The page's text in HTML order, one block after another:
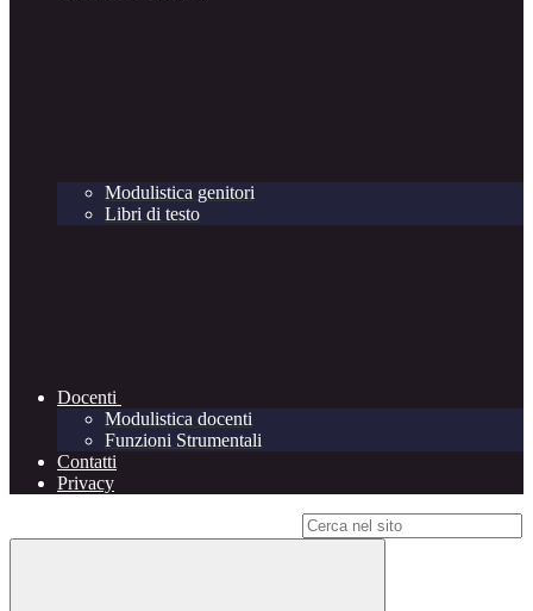
Modulistica genitori
Libri di testo
Docenti
Modulistica docenti
Funzioni Strumentali
Contatti
Privacy